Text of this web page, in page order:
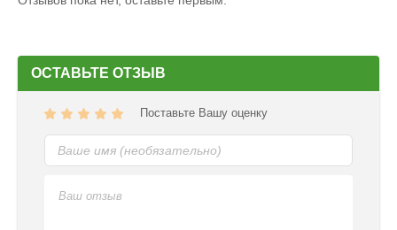
ОСТАВЬТЕ ОТЗЫВ
Поставьте Вашу оценку